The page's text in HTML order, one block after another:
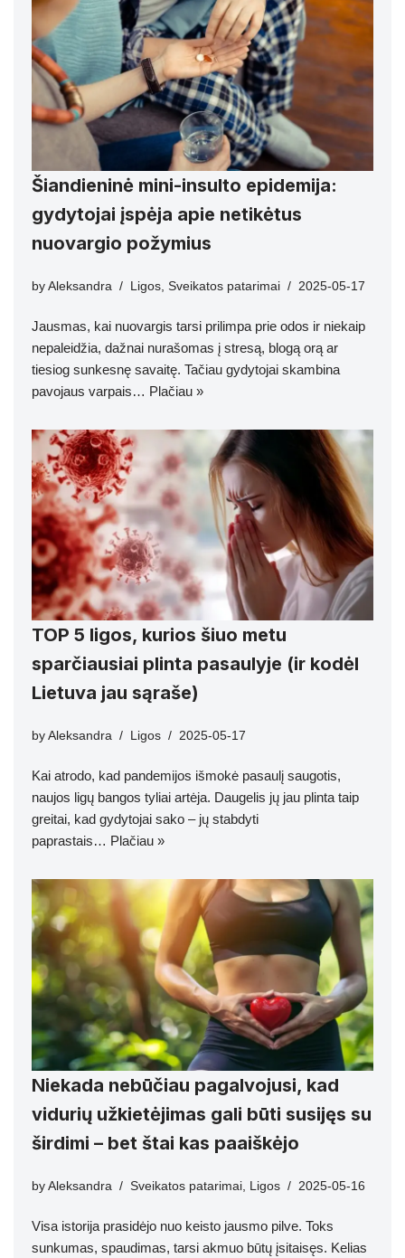
Šiandieninė mini-insulto epidemija:
gydytojai įspėja apie netikėtus
nuovargio požymius
by Aleksandra Ligos Sveikatos patarimai 2025-05-17
Jausmas, kai nuovargis tarsi prilimpa prie odos ir niekaip
nepaleidžia, dažnai nurašomas į stresą, blogą orą ar
tiesiog sunkesnę savaitę. Tačiau gydytojai skambina
pavojaus varpais… Plačiau »
TOP 5 ligos, kurios šiuo metu
sparčiausiai plinta pasaulyje (ir kodėl
Lietuva jau sąraše)
by Aleksandra Ligos 2025-05-17
Kai atrodo, kad pandemijos išmokė pasaulį saugotis,
naujos ligų bangos tyliai artėja. Daugelis jų jau plinta taip
greitai, kad gydytojai sako – jų stabdyti
paprastais… Plačiau »
Niekada nebūčiau pagalvojusi, kad
vidurių užkietėjimas gali būti susijęs su
širdimi – bet štai kas paaiškėjo
by Aleksandra Sveikatos patarimai Ligos 2025-05-16
Visa istorija prasidėjo nuo keisto jausmo pilve. Toks
sunkumas, spaudimas, tarsi akmuo būtų įsitaisęs. Kelias